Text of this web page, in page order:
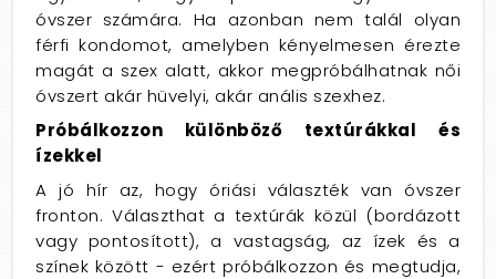
óvszer számára. Ha azonban nem talál olyan
férfi kondomot, amelyben kényelmesen érezte
magát a szex alatt, akkor megpróbálhatnak női
óvszert akár hüvelyi, akár anális szexhez.
Próbálkozzon különböző textúrákkal és
ízekkel
A jó hír az, hogy óriási választék van óvszer
fronton. Választhat a textúrák közül (bordázott
vagy pontosított), a vastagság, az ízek és a
színek között - ezért próbálkozzon és megtudja,